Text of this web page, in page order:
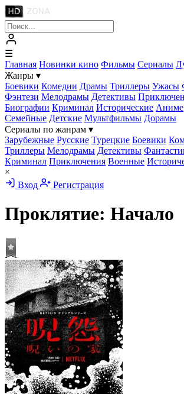
☰
Главная Новинки кино Фильмы Сериалы
Жанры ▾
Боевики Комедии Драмы Триллеры Ужасы
Фэнтези Мелодрамы Детективы
Биографии Криминал Исторические Аниме
Семейные Детские Мультфильмы Дорамы
Сериалы по жанрам ▾
Зарубежные Русские Турецкие Боевики
Триллеры Мелодрамы Детективы
Криминал Приключения Военные
×
Вход
Регистрация
Проклятие: Начало